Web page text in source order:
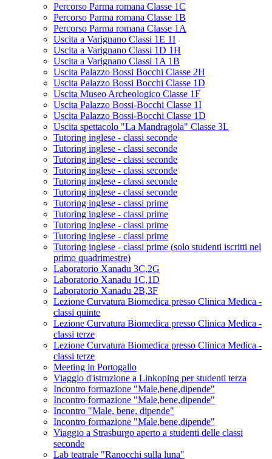
Percorso Parma romana Classe 1C
Percorso Parma romana Classe 1B
Percorso Parma romana Classe 1A
Uscita a Varignano Classi 1E 1I
Uscita a Varignano Classi 1D 1H
Uscita a Varignano Classi 1A 1B
Uscita Palazzo Bossi Bocchi Classe 2H
Uscita Palazzo Bossi Bocchi Classe 1D
Uscita Museo Archeologico Classe 1F
Uscita Palazzo Bossi-Bocchi Classe 1I
Uscita Palazzo Bossi-Bocchi Classe 1D
Uscita spettacolo "La Mandragola" Classe 3L
Tutoring inglese - classi seconde
Tutoring inglese - classi seconde
Tutoring inglese - classi seconde
Tutoring inglese - classi seconde
Tutoring inglese - classi seconde
Tutoring inglese - classi seconde
Tutoring inglese - classi prime
Tutoring inglese - classi prime
Tutoring inglese - classi prime
Tutoring inglese - classi prime
Tutoring inglese - classi prime (solo studenti iscritti nel
primo quadrimestre)
Laboratorio Xanadu 3C,2G
Laboratorio Xanadu 1C,1D
Laboratorio Xanadu 2B,3F
Lezione Curvatura Biomedica presso Clinica Medica -
classi quinte
Lezione Curvatura Biomedica presso Clinica Medica -
classi terze
Lezione Curvatura Biomedica presso Clinica Medica -
classi terze
Meeting in Portogallo
Viaggio d'istruzione a Linkoping per studenti terza
Incontro formazione "Male,bene,dipende"
Incontro formazione "Male,bene,dipende"
Incontro "Male, bene, dipende"
Incontro formazione "Male,bene,dipende"
Viaggio a Strasburgo aperto a studenti delle classi
seconde
Lab teatrale "Ranocchi sulla luna"